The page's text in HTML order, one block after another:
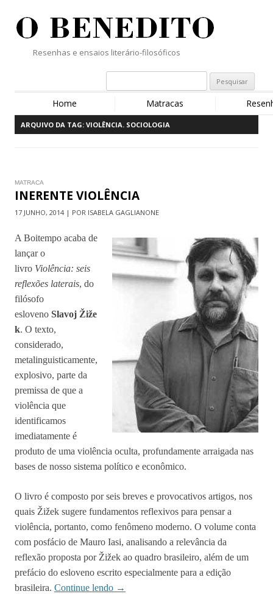
Resenhas e ensaios literário-filosóficos
Home Matracas
ARQUIVO DA TAG: VIOLÊNCIA. SOCIOLOGIA
MATRACA
INERENTE VIOLÊNCIA
17 JUNHO, 2014 | POR ISABELA GAGLIANONE
A Boitempo acaba de
lançar o
livro Violência: seis
reflexões laterais, do
filósofo
esloveno Slavoj Žiže
k. O texto,
considerado,
metalinguisticamente,
explosivo, parte da
premissa de que a
violência que
identificamos
imediatamente é
produto de uma violência oculta, profundamente arraigada nas
bases de nosso sistema político e econômico.
O livro é composto por seis breves e provocativos artigos, nos
quais Žižek sugere fundamentos reflexivos para pensar a
violência, portanto, como fenômeno moderno. O volume conta
com posfácio de Mauro Iasi, analisando a relevância da
reflexão proposta por Žižek ao quadro brasileiro, além de um
prefácio do esloveno escrito especialmente para a edição
brasileira. Continue lendo →